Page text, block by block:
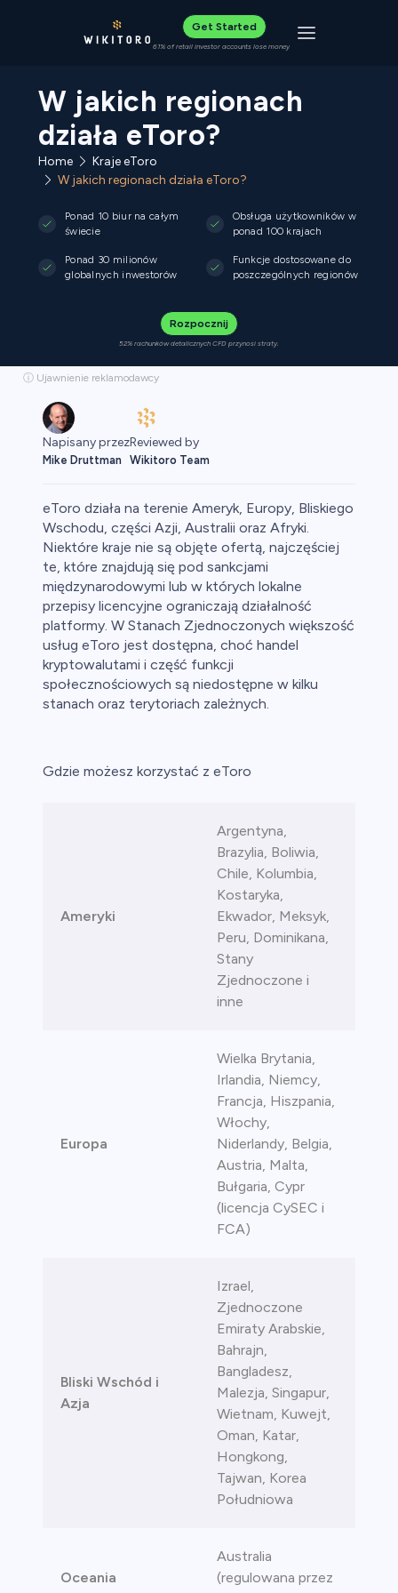
Get Started
61% of retail investor accounts lose money Toggle
W jakich regionach
działa eToro?
Home
Kraje eToro
W jakich regionach działa eToro?
Ponad 10 biur na całym
świecie
Obsługa użytkowników w
ponad 100 krajach
Ponad 30 milionów
globalnych inwestorów
Funkcje dostosowane do
poszczególnych regionów
Rozpocznij
52% rachunków detalicznych CFD przynosi straty.
ⓘ Ujawnienie reklamodawcy
Napisany przez
Mike Druttman
Reviewed by
Wikitoro Team
eToro działa na terenie Ameryk, Europy, Bliskiego
Wschodu, części Azji, Australii oraz Afryki.
Niektóre kraje nie są objęte ofertą, najczęściej
te, które znajdują się pod sankcjami
międzynarodowymi lub w których lokalne
przepisy licencyjne ograniczają działalność
platformy. W Stanach Zjednoczonych większość
usług eToro jest dostępna, choć handel
kryptowalutami i część funkcji
społecznościowych są niedostępne w kilku
stanach oraz terytoriach zależnych.
Gdzie możesz korzystać z eToro
Ameryki
Argentyna,
Brazylia, Boliwia,
Chile, Kolumbia,
Kostaryka,
Ekwador, Meksyk,
Peru, Dominikana,
Stany
Zjednoczone i
inne
Europa
Wielka Brytania,
Irlandia, Niemcy,
Francja, Hiszpania,
Włochy,
Niderlandy, Belgia,
Austria, Malta,
Bułgaria, Cypr
(licencja CySEC i
FCA)
Bliski Wschód i
Azja
Izrael,
Zjednoczone
Emiraty Arabskie,
Bahrajn,
Bangladesz,
Malezja, Singapur,
Wietnam, Kuwejt,
Oman, Katar,
Hongkong,
Tajwan, Korea
Południowa
Oceania
Australia
(regulowana przez